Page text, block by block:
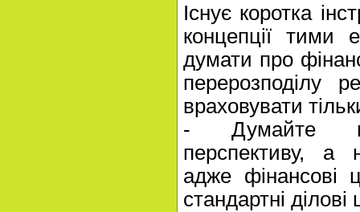
Існує коротка
концепції тими
думати про
перерозподілу
враховувати
- Думайте
перспективу, а
адже фінансові
стандартні ділові